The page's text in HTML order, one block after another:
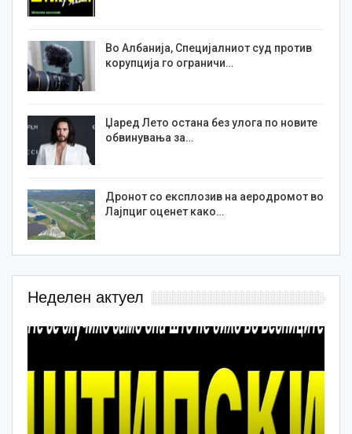
Во Албанија, Специјалниот суд против
корупција го ограничи…
Џаред Лето остана без улога по новите
обвинувања за…
Дронот со експлозив на аеродромот во
Лајпциг оценет како…
Неделен актуел